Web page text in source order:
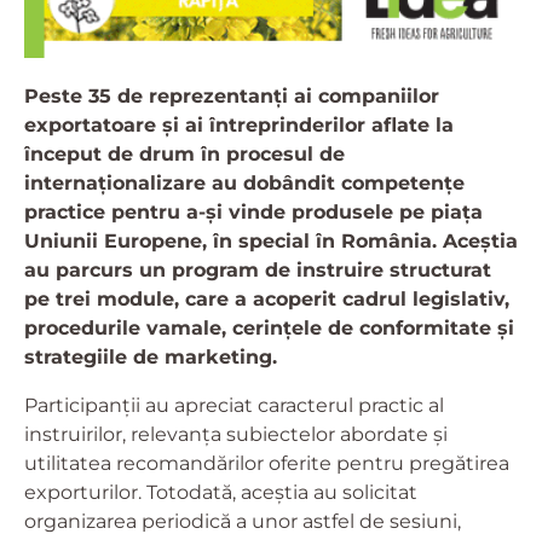
Peste 35 de reprezentanți ai companiilor
exportatoare și ai întreprinderilor aflate la
început de drum în procesul de
internaționalizare au dobândit competențe
practice pentru a-și vinde produsele pe piața
Uniunii Europene, în special în România. Aceștia
au parcurs un program de instruire structurat
pe trei module, care a acoperit cadrul legislativ,
procedurile vamale, cerințele de conformitate și
strategiile de marketing.
Participanții au apreciat caracterul practic al
instruirilor, relevanța subiectelor abordate și
utilitatea recomandărilor oferite pentru pregătirea
exporturilor. Totodată, aceștia au solicitat
organizarea periodică a unor astfel de sesiuni,